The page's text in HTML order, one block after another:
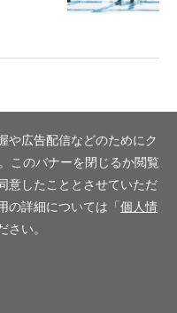
や広告配信などのためにク
このバナーを閉じるか閲覧
意したこととさせていただ
の詳細については「個人情
さい。